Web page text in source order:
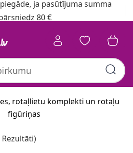
ja pasūtījuma summa
80 €
rotaļlietu komplekti un rotaļu
figūriņas
Rezultāti)